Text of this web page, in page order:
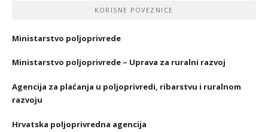
KORISNE POVEZNICE
Ministarstvo poljoprivrede
Ministarstvo poljoprivrede – Uprava za ruralni razvoj
Agencija za plaćanja u poljoprivredi, ribarstvu i ruralnom
razvoju
Hrvatska poljoprivredna agencija